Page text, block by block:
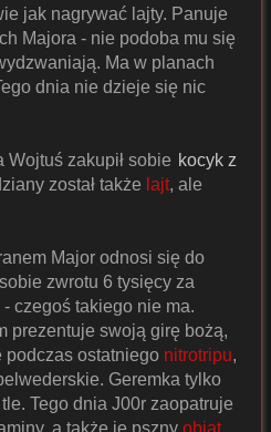
jak nagrywać lajty. Panuje
Majora - nie podoba mu się
Ma w planach
dnia nie dzieje się nic
Wojtuś zakupił sobie kocyk z
został także lajt, ale
Major odnosi się do
zwrotu 6 tysięcy za
- czegoś takiego nie ma.
prezentuje swoją girę bożą,
podczas ostatniego nitrotripu,
Geremka tylko
Tego dnia J00r zaopatruje